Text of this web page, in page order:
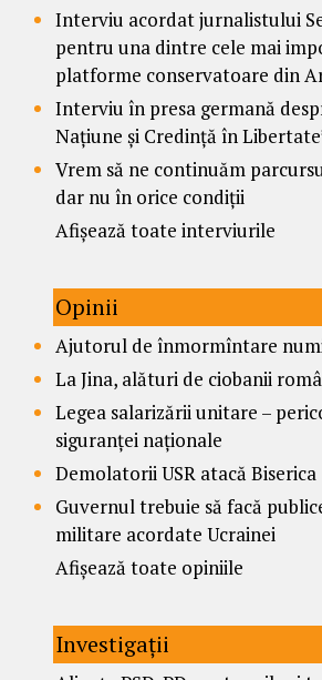
Interviu acordat jurnalistului
pentru una dintre cele mai
platforme conservatoare din
Interviu în presa germană
Națiune și Credință în
Vrem să ne continuăm
dar nu în orice condiții
Afișează toate interviurile
Opinii
Ajutorul de înmormîntare
La Jina, alături de ciobanii
Legea salarizării unitare –
siguranței naționale
Demolatorii USR atacă Biserica
Guvernul trebuie să facă
militare acordate Ucrainei
Afișează toate opiniile
Investigații